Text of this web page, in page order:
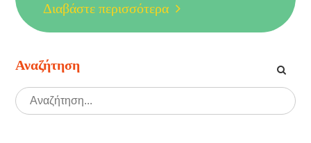
Διαβάστε περισσότερα
Αναζήτηση